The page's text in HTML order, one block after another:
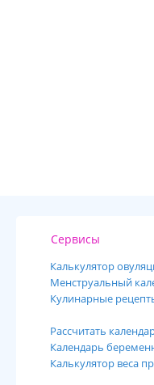
Сервисы
Калькулятор
Менструальный
Кулинарные
Рассчитать
Календарь
Калькулятор веса